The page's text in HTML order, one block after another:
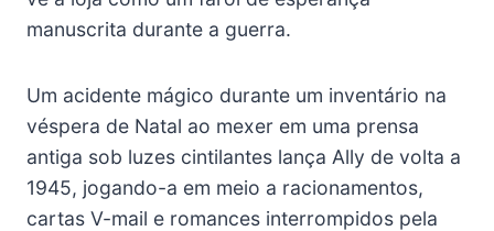
manuscrita durante a guerra.
Um acidente mágico durante um inventário na
véspera de Natal ao mexer em uma prensa
antiga sob luzes cintilantes lança Ally de volta a
1945, jogando-a em meio a racionamentos,
cartas V-mail e romances interrompidos pela